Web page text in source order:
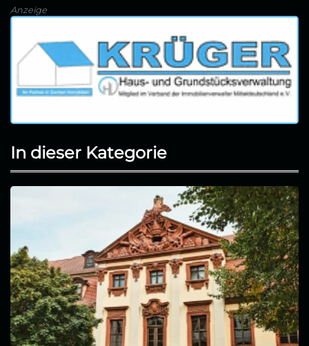
Anzeige
In dieser Kategorie